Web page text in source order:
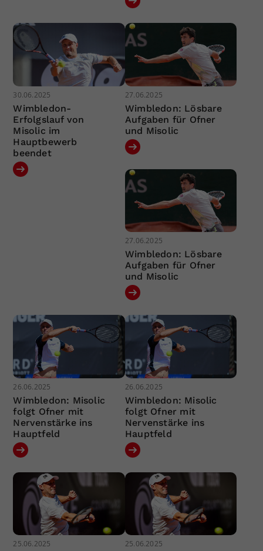
30.06.2025
Wimbledon-
Erfolgslauf von
Misolic im
Hauptbewerb
beendet
27.06.2025
Wimbledon: Lösbare
Aufgaben für Ofner
und Misolic
27.06.2025
Wimbledon: Lösbare
Aufgaben für Ofner
und Misolic
26.06.2025
Wimbledon: Misolic
folgt Ofner mit
Nervenstärke ins
Hauptfeld
26.06.2025
Wimbledon: Misolic
folgt Ofner mit
Nervenstärke ins
Hauptfeld
25.06.2025 25.06.2025